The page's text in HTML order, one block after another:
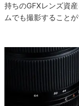
持ちのGFXレンズ資
ムでも撮影することが